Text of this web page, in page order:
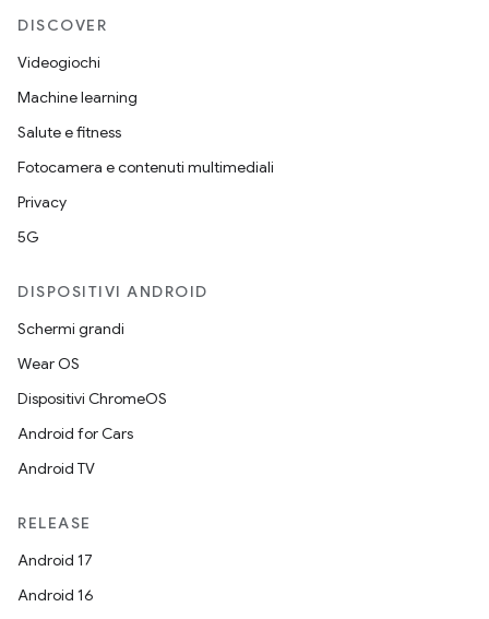
DISCOVER
Videogiochi
Machine learning
Salute e fitness
Fotocamera e contenuti multimediali
Privacy
5G
DISPOSITIVI ANDROID
Schermi grandi
Wear OS
Dispositivi ChromeOS
Android for Cars
Android TV
RELEASE
Android 17
Android 16